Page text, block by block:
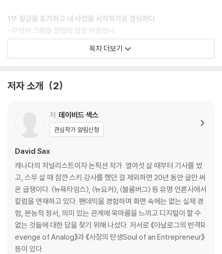
이 타고난 능력을 가진 사람들의 전유물이라기보다 보통의 우리가 시작할
수 있는 도전이라고 말하기도 한다.
누구나 사장의 운명을 타고나는 것은 아니다. 하지만 변화와 위기의 시대,
누구든 사장이 될 수 있다. “남들이 놓치고 지나가는 현상을 발견해서 짚어
진짜 목표에 다가가고 싶어 사업하는 이들에게 든든한 지침이 될 것이다.
사업 첫 해를 넘겼다면, 다음 해에는 어떤 계획을 짤 것인지, 큰 조직을 관
리하기 시작하면 어떻게 되는지 책에서 던지는 수많은 질문들과 과제들을
내 일과 일상에 대입해볼 수 있을 것이다.
1부 월급을 포기하고 내 사업을 시작하기로 결심하다
-무엇이 그들을 창업의 길로 이끌었나
1장 자본주의 사회에서 가장 똑똑한 사람들
실리콘밸리라는 시스템│누더기에서 갑부로│창업가 세계의 3대 성인│비
을 듣고 싶어요│벤처캐피털이라는 불량식품│99.9퍼센트의 다른 종
2장 시리아 이민자 가족의 베이커리
과거를 잃은 사람이 새로운 땅에 뿌리 내리는 법
수피네에 오신 걸 환영합니다│이민자, 그들이 할 수 있는 일│리틀 시리아
│이건 부업이 아니에요│소속되어 있다는 느낌│마침내 우리 인생을 살고
있어요
3장 평생 처음 자신을 위해 시작한 일
요구 사항도, 허락 구하는 일도 없지만, 나머지는 모두 내 몫
목차 더보기
저자 소개 2
저 데이비드 색스
관심작가 알림신청
David Sax
캐나다의 저널리스트이자 논픽션 작가. 열여섯 살 때부터 기사를 썼
고, 스무 살 때 잠깐 스키 강사를 했던 걸 제외하면 20년 동안 글만 써
온 글쟁이다. 〈뉴욕타임스〉, 〈뉴요커〉, 〈블룸버그〉 등 유명 언론사에서
칼럼을 연재하고 있다. 팬데믹을 경험하며 화면 속에는 없는 실제 경
험, 본능적 정서, 의미 있는 관계에 목마름을 느끼고 디지털이 할 수
없는 것들에 대한 답을 찾기 위해 나섰다. 저서로 《아날로그의 반격R
evenge of Analog》과 《사장의 탄생Soul of an Entrepreneur》
등이 있다.